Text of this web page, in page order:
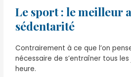
Le sport : le meilleur
sédentarité
Contrairement à ce que l’on
nécessaire de s’entraîner tous
heure.